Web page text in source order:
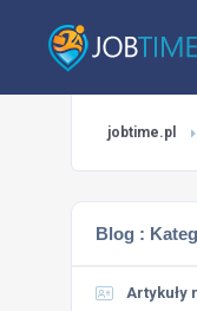
jobtime.pl
Blog :
Artykuły